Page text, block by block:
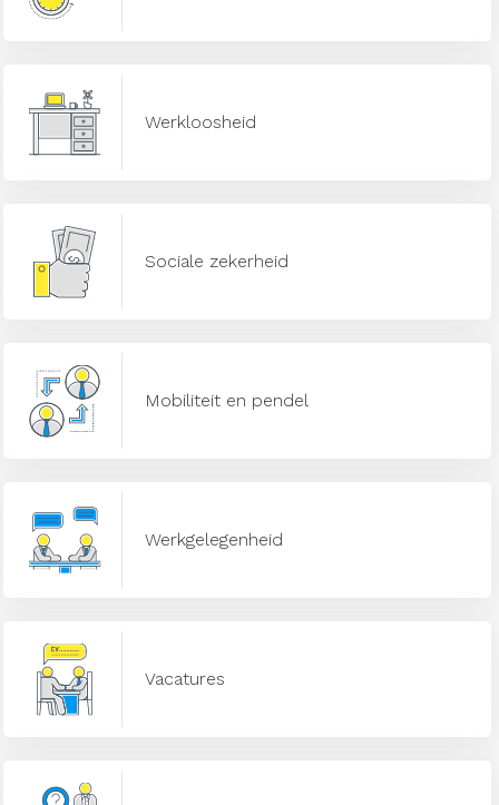
Werkloosheid
Sociale zekerheid
Mobiliteit en pendel
Werkgelegenheid
Vacatures